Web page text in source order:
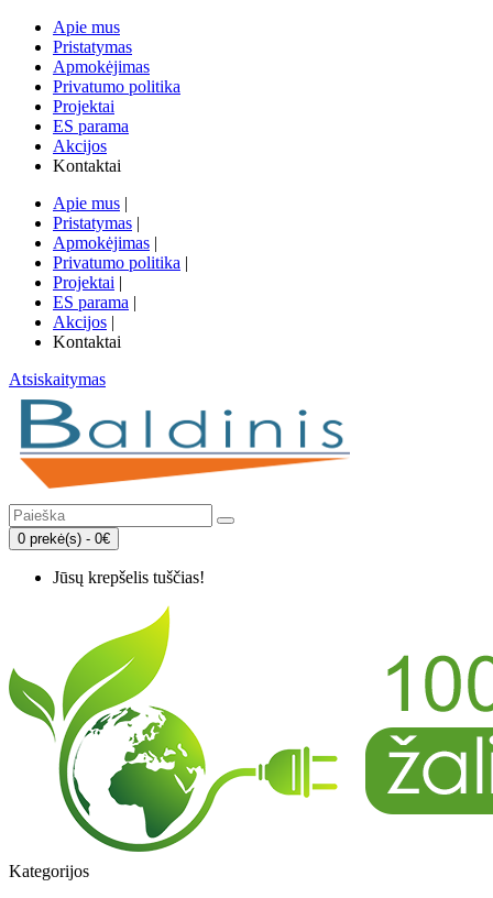
Apie mus
Pristatymas
Apmokėjimas
Privatumo politika
Projektai
ES parama
Akcijos
Kontaktai
Apie mus |
Pristatymas |
Apmokėjimas |
Privatumo politika |
Projektai |
ES parama |
Akcijos |
Kontaktai
Atsiskaitymas
0 prekė(s) - 0€
Jūsų krepšelis tuščias!
Kategorijos